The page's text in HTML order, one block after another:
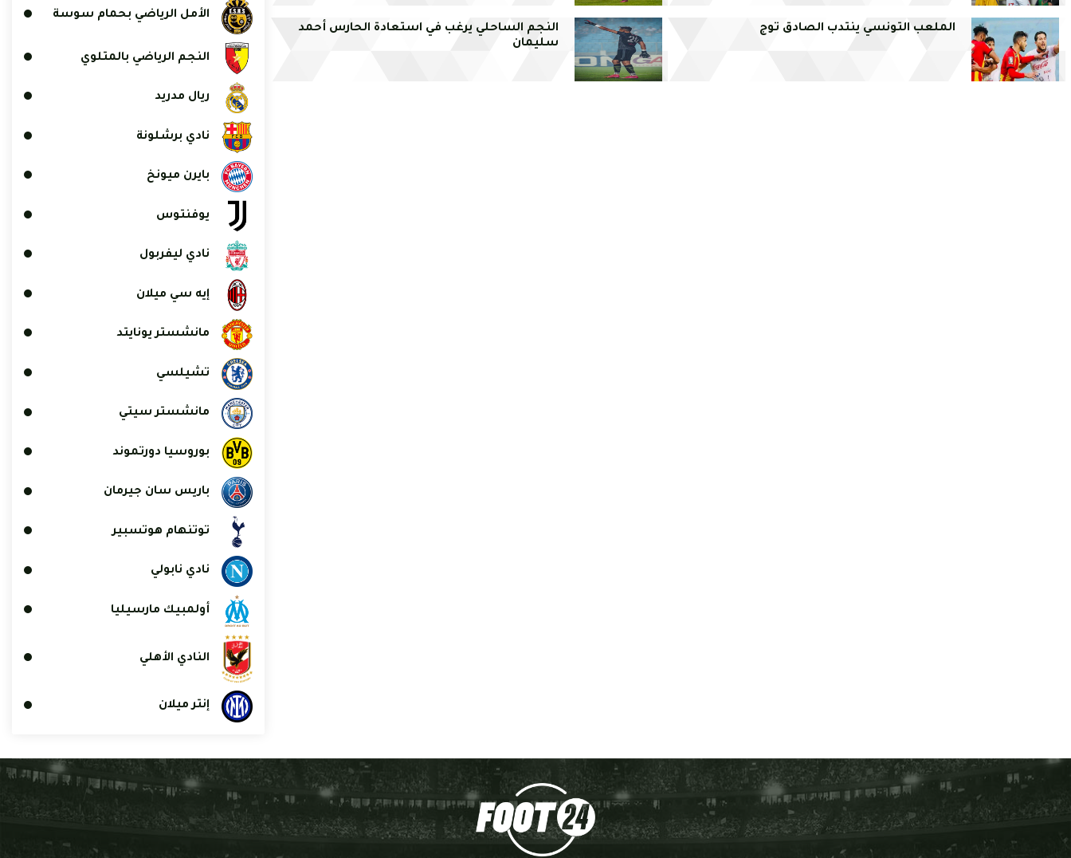
الملعب التونسي ينتدب الصادق توج
النجم الساحلي يرغب في استعادة الحارس أحمد
سليمان
الأمل الرياضي بحمام سوسة
النجم الرياضي بالمتلوي
ريال مدريد
نادي برشلونة
بايرن ميونخ
يوفنتوس
نادي ليفربول
إيه سي ميلان
مانشستر يونايتد
تشيلسي
مانشستر سيتي
بوروسيا دورتموند
باريس سان جيرمان
توتنهام هوتسبير
نادي نابولي
أولمبيك مارسيليا
النادي الأهلي
إنتر ميلان